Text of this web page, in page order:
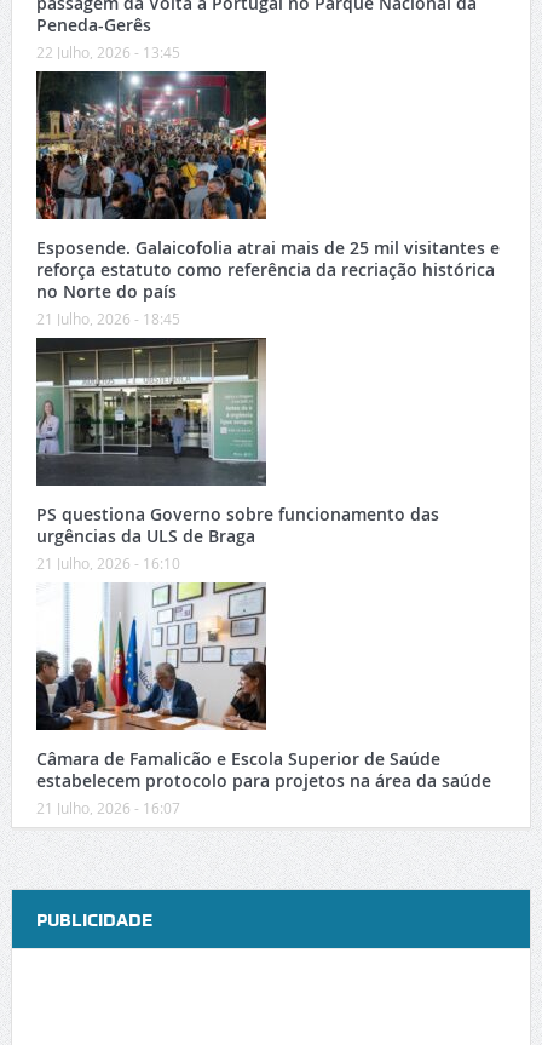
Peneda-Gerês
22 Julho, 2026 - 13:45
Esposende. Galaicofolia atrai mais de 25 mil visitantes e
reforça estatuto como referência da recriação histórica
no Norte do país
21 Julho, 2026 - 18:45
PS questiona Governo sobre funcionamento das
urgências da ULS de Braga
21 Julho, 2026 - 16:10
Câmara de Famalicão e Escola Superior de Saúde
estabelecem protocolo para projetos na área da saúde
21 Julho, 2026 - 16:07
PUBLICIDADE